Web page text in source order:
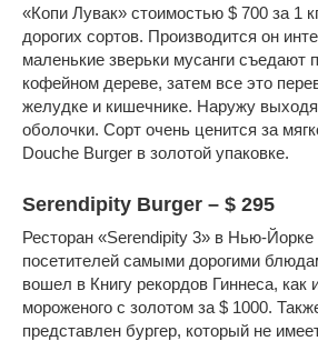
«Копи Лувак» стоимостью $ 700 за 1
дорогих сортов. Производится он
маленькие зверьки мусанги съедают
кофейном дереве, затем все это
желудке и кишечнике. Наружу
оболочки. Сорт очень ценится за
Douche Burger в золотой упаковке.
Serendipity Burger – $ 295
Ресторан «Serendipity 3» в Нью-Йорке
посетителей самыми дорогими
вошел в Книгу рекордов Гиннеса, как
мороженого с золотом за $ 1000.
представлен бургер, который не